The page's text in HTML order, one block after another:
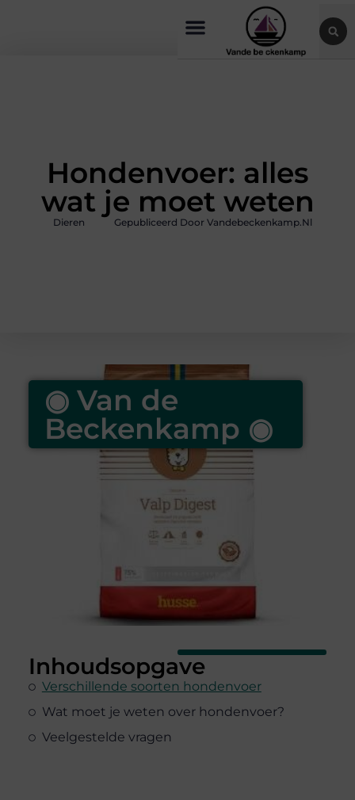
Hondenvoer: alles
wat je moet weten
Dieren Gepubliceerd Door Vandebeckenkamp.nl
Inhoudsopgave
Verschillende soorten hondenvoer
Wat moet je weten over hondenvoer?
Veelgestelde vragen
◉ Van de
Beckenkamp ◉